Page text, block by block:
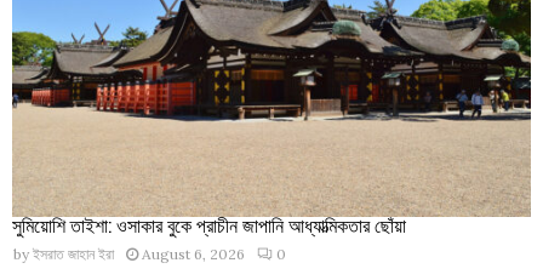
সুমিয়োশি তাইশা: ওসাকার বুকে প্রাচীন জাপানি আধ্যাত্মিকতার ছোঁয়া
by ইসরাত জাহান ইরা August 6, 2026 0